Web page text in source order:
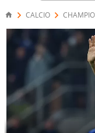
CALCIO